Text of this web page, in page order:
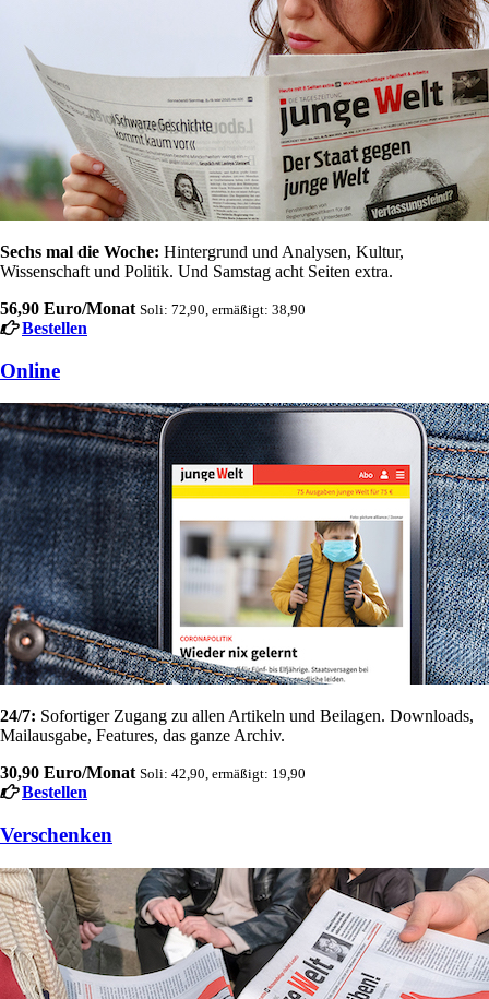
Sechs mal die Woche: Hintergrund und Analysen, Kultur,
Wissenschaft und Politik. Und Samstag acht Seiten extra.
56,90 Euro/Monat Soli: 72,90, ermäßigt: 38,90
Bestellen
Online
24/7: Sofortiger Zugang zu allen Artikeln und Beilagen. Downloads,
Mailausgabe, Features, das ganze Archiv.
30,90 Euro/Monat Soli: 42,90, ermäßigt: 19,90
Bestellen
Verschenken